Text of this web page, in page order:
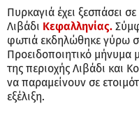
Πυρκαγιά έχει ξεσπάσει
Λιβάδι Κεφαλληνίας.
φωτιά εκδηλώθηκε γύρω
Προειδοποιητικό μήνυμα
της περιοχής Λιβάδι και
να παραμείνουν σε
εξέλιξη.